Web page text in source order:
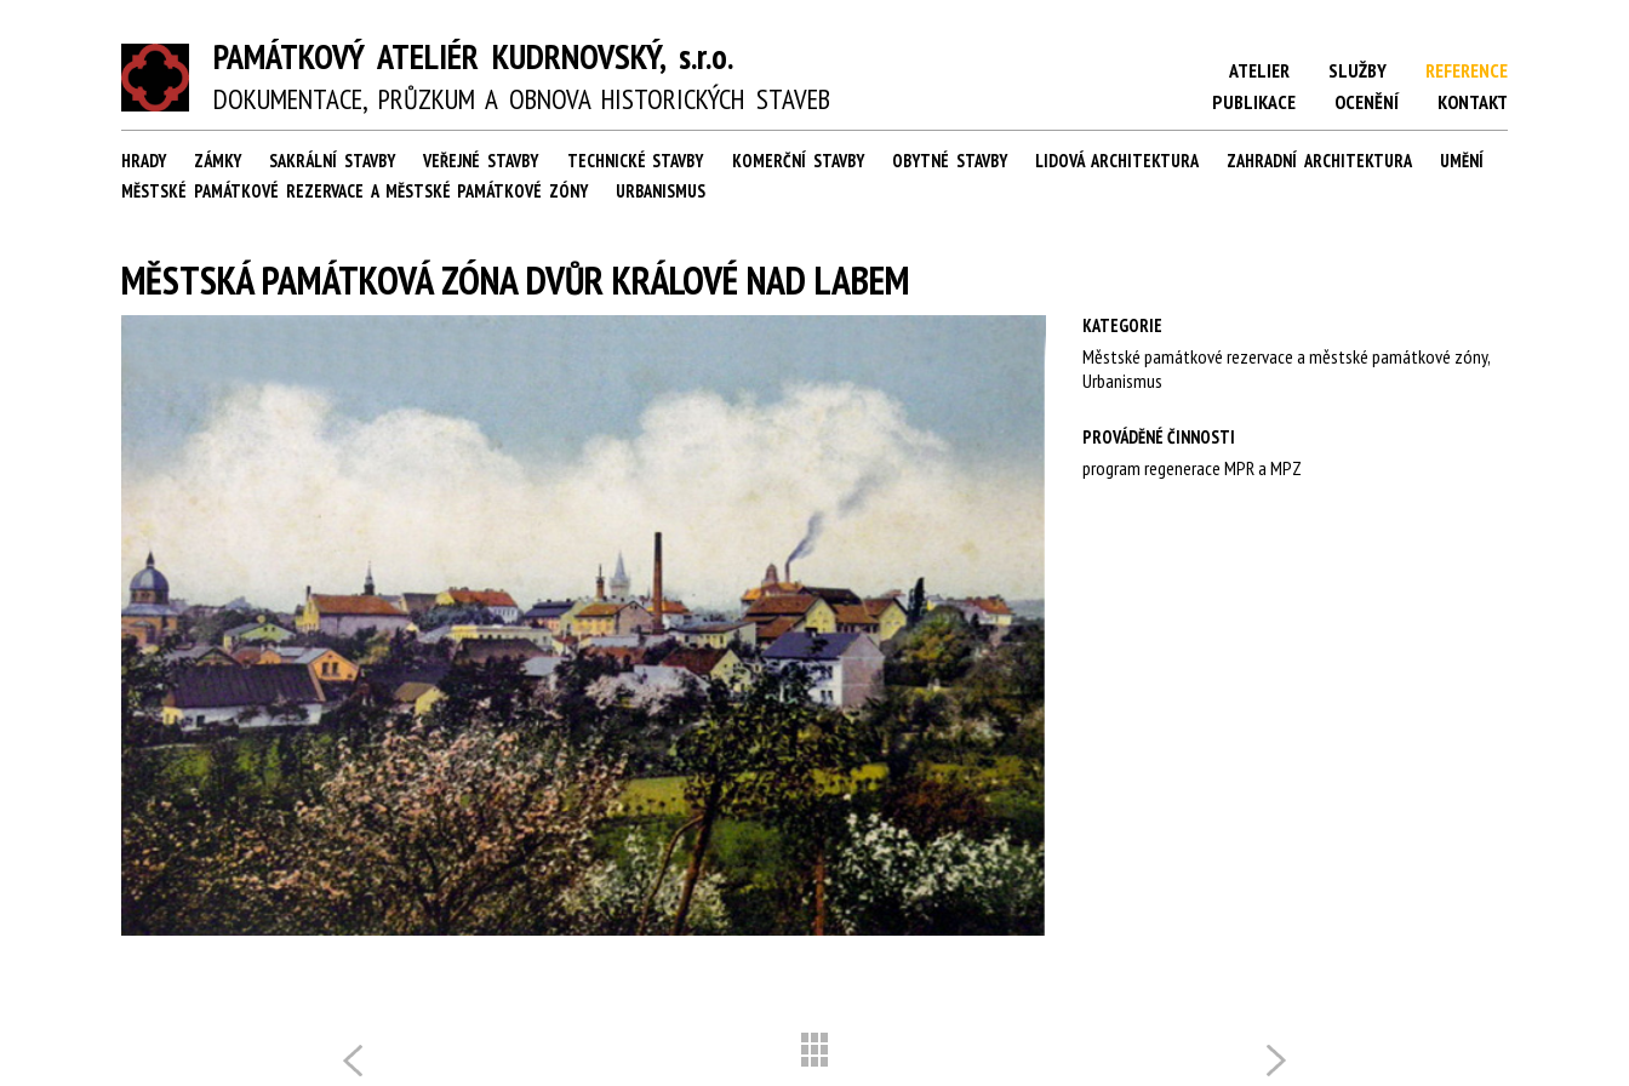
PAMÁTKOVÝ ATELIÉR KUDRNOVSKÝ, s.r.o.
DOKUMENTACE, PRŮZKUM A OBNOVA HISTORICKÝCH STAVEB
REFERENCE
SLUŽBY
ATELIER
KONTAKT
OCENĚNÍ
PUBLIKACE
HRADY ZÁMKY SAKRÁLNÍ STAVBY VEŘEJNÉ STAVBY TECHNICKÉ STAVBY KOMERČNÍ STAVBY OBYTNÉ STAVBY LIDOVÁ ARCHITEKTURA ZAHRADNÍ ARCHITEKTURA
UMĚNÍ
MĚSTSKÉ PAMÁTKOVÉ REZERVACE A MĚSTSKÉ PAMÁTKOVÉ ZÓNY
URBANISMUS
MĚSTSKÁ PAMÁTKOVÁ ZÓNA DVŮR KRÁLOVÉ NAD LABEM
KATEGORIE
Městské památkové rezervace a městské památkové zóny,
Urbanismus
PROVÁDĚNÉ ČINNOSTI
program regenerace MPR a MPZ